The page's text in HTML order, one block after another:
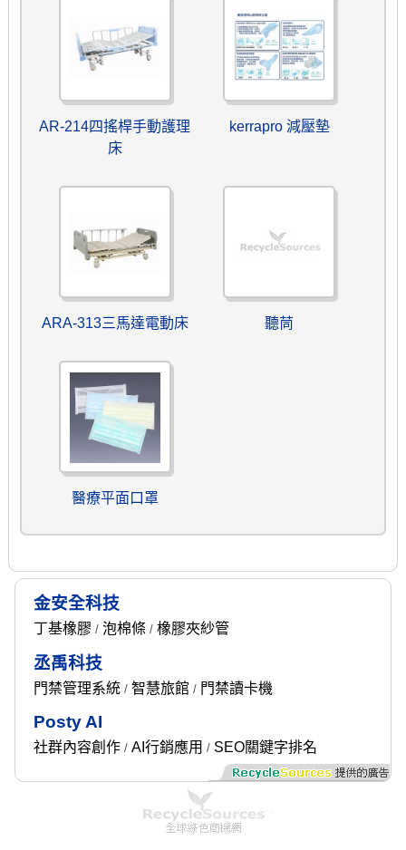
AR-214四搖桿手動護理
床
kerrapro 減壓墊
ARA-313三馬達電動床 聽茼
醫療平面口罩
金安全科技
丁基橡膠 / 泡棉條/ 橡膠夾紗管
丞禹科技
門禁管理系統/ 智慧旅館/ 門禁讀卡機
Posty AI
社群內容創作/ AI行銷應用 / SEO關鍵字排名